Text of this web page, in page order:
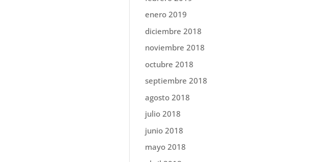
enero 2019
diciembre 2018
noviembre 2018
octubre 2018
septiembre 2018
agosto 2018
julio 2018
junio 2018
mayo 2018